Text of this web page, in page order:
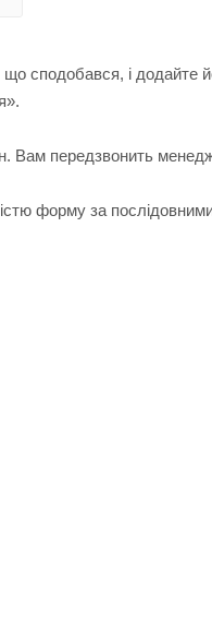
сподобався, і додайте
Вам передзвонить
форму за